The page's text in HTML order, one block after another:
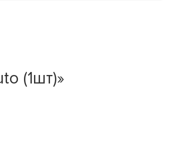
(1шт)»